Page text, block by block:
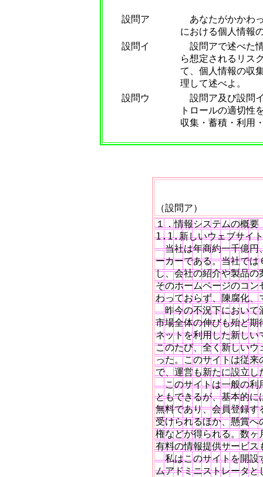
設問ア
あなたがかかわ
における個人情報
設問イ
設問アで述べた
ら想定されるリス
て、個人情報の収
理して述べよ。
設問ウ
設問ア及び設問
トロールの適切性
収集・蓄積・利用
（設問ア）
１．情報システムの概要
1.1.新しいウェブサイト
当社は年商約一千億円
ーカーである。当社で
し、会社の紹介や製品
そのホームページのコ
わっておらず、陳腐化
昨今の不況下において
市場全体の伸びも殆ど
ネットを利用した新し
このたび、全く新しい
った。このサイトは従
で、運営も新たに設立
このサイトは一般の利
ともできるが、基本的
無料であり、会員登録
受けられるほか、懸賞
権などが得られる。数
有料の情報提供サービ
私はこのサイトを開設
ムアドミニストレータと